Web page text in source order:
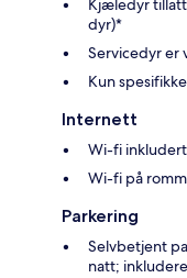
Kjæledyr tillatt
dyr)*
Servicedyr er
Kun
Internett
Wi-fi
Wi-fi på
Parkering
Selvbetjent
natt;